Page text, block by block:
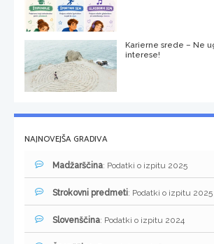
Karierne srede – Ne
interese!
NAJNOVEJŠA GRADIVA
Madžarščina: Podatki o izpitu 2025
Strokovni predmeti: Podatki o izpitu 2025
Slovenščina: Podatki o izpitu 2024